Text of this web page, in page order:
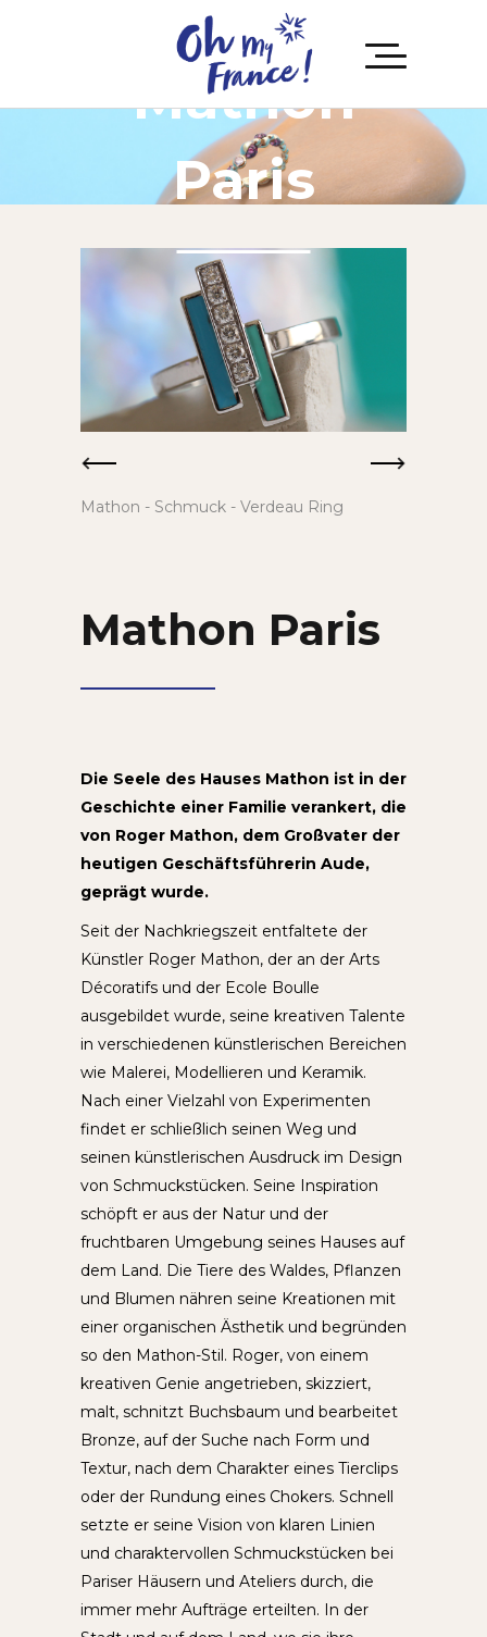
Mathon
Paris
Mathon - Schmuck - Verdeau Ring
Mathon Paris
Die Seele des Hauses Mathon ist in der
Geschichte einer Familie verankert, die
von Roger Mathon, dem Großvater der
heutigen Geschäftsführerin Aude,
geprägt wurde.
Seit der Nachkriegszeit entfaltete der
Künstler Roger Mathon, der an der Arts
Décoratifs und der Ecole Boulle
ausgebildet wurde, seine kreativen Talente
in verschiedenen künstlerischen Bereichen
wie Malerei, Modellieren und Keramik.
Nach einer Vielzahl von Experimenten
findet er schließlich seinen Weg und
seinen künstlerischen Ausdruck im Design
von Schmuckstücken. Seine Inspiration
schöpft er aus der Natur und der
fruchtbaren Umgebung seines Hauses auf
dem Land. Die Tiere des Waldes, Pflanzen
und Blumen nähren seine Kreationen mit
einer organischen Ästhetik und begründen
so den Mathon-Stil. Roger, von einem
kreativen Genie angetrieben, skizziert,
malt, schnitzt Buchsbaum und bearbeitet
Bronze, auf der Suche nach Form und
Textur, nach dem Charakter eines Tierclips
oder der Rundung eines Chokers. Schnell
setzte er seine Vision von klaren Linien
und charaktervollen Schmuckstücken bei
Pariser Häusern und Ateliers durch, die
immer mehr Aufträge erteilten. In der